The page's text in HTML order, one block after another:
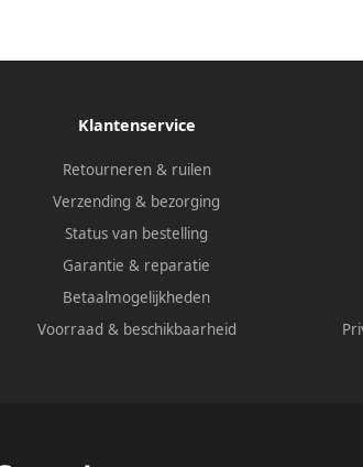
Klantenservice
Retourneren & ruilen
Verzending & bezorging
Status van bestelling
Garantie & reparatie
Betaalmogelijkheden
Voorraad & beschikbaarheid